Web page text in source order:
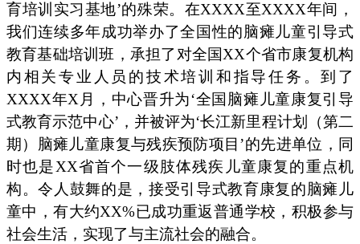
育培训实习基地’的殊荣。在XXXX至XXXX年间，
我们连续多年成功举办了全国性的脑瘫儿童引导式
教育基础培训班，承担了对全国XX个省市康复机构
内相关专业人员的技术培训和指导任务。到了
XXXX年X月，中心晋升为‘全国脑瘫儿童康复引导
式教育示范中心’，并被评为‘长江新里程计划（第二
期）脑瘫儿童康复与残疾预防项目’的先进单位，同
时也是XX省首个一级肢体残疾儿童康复的重点机
构。令人鼓舞的是，接受引导式教育康复的脑瘫儿
童中，有大约XX%已成功重返普通学校，积极参与
社会生活，实现了与主流社会的融合。